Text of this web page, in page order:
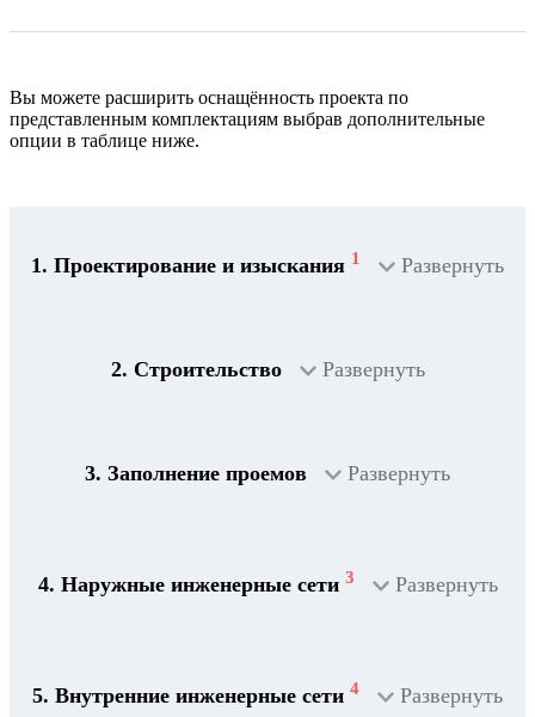
Вы можете расширить оснащённость проекта по
представленным комплектациям выбрав дополнительные
опции в таблице ниже.
1. Проектирование и изыскания 1 Развернуть
2. Строительство Развернуть
3. Заполнение проемов Развернуть
4. Наружные инженерные сети 3 Развернуть
5. Внутренние инженерные сети 4 Развернуть